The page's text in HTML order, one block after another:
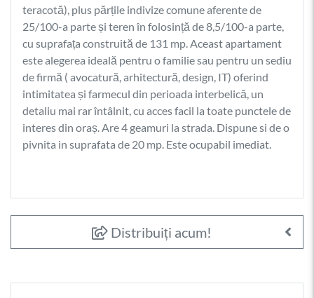
teracotă), plus părțile indivize comune aferente de
25/100-a parte și teren în folosință de 8,5/100-a parte,
cu suprafața construită de 131 mp. Aceast apartament
este alegerea ideală pentru o familie sau pentru un sediu
de firmă ( avocatură, arhitectură, design, IT) oferind
intimitatea și farmecul din perioada interbelică, un
detaliu mai rar întâlnit, cu acces facil la toate punctele de
interes din oraș. Are 4 geamuri la strada. Dispune si de o
pivnita in suprafata de 20 mp. Este ocupabil imediat.
Distribuiți acum!